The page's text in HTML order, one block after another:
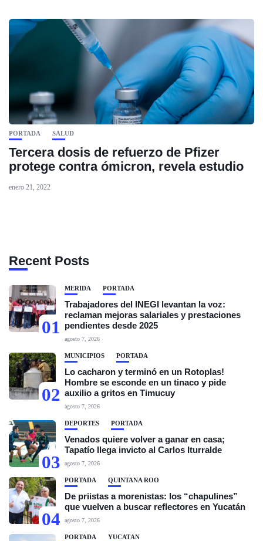
PORTADA SALUD
Tercera dosis de refuerzo de Pfizer
protege contra ómicron, revela estudio
enero 21, 2022
Recent Posts
01
MÉRIDA PORTADA
Trabajadores del INEGI levantan la voz:
reclaman mejoras salariales y prestaciones
pendientes desde 2025
agosto 7, 2026
02
MUNICIPIOS PORTADA
Lo cacharon y terminó en un Rotoplas!
Hombre se esconde en un tinaco y pide
auxilio a gritos en Timucuy
agosto 7, 2026
03
DEPORTES PORTADA
Venados quiere volver a ganar en casa;
Tapatío llega invicto al Carlos Iturralde
agosto 7, 2026
04
PORTADA QUINTANA ROO
De priistas a morenistas: los “chapulines”
que vuelven a buscar reflectores en Yucatán
agosto 7, 2026
PORTADA YUCATÁN